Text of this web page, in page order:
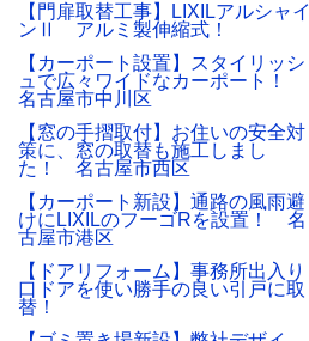
【門扉取替工事】LIXILアルシャイ
ンⅡ アルミ製伸縮式！
【カーポート設置】スタイリッシ
ュで広々ワイドなカーポート！
名古屋市中川区
【窓の手摺取付】お住いの安全対
策に、窓の取替も施工しまし
た！ 名古屋市西区
【カーポート新設】通路の風雨避
けにLIXILのフーゴRを設置！ 名
古屋市港区
【ドアリフォーム】事務所出入り
口ドアを使い勝手の良い引戸に取
替！